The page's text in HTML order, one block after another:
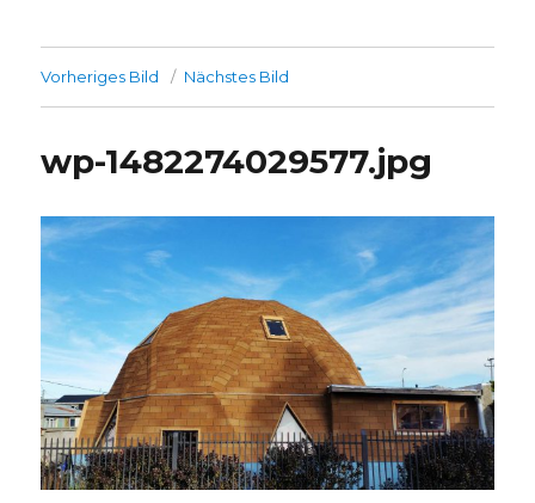
Vorheriges Bild Nächstes Bild
wp-1482274029577.jpg